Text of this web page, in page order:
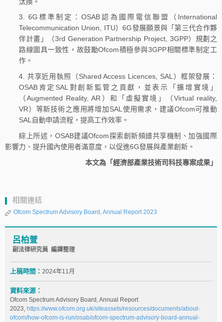
3. 6G標準制定：OSAB認為國際電信聯盟（International
Telecommunication Union, ITU）6G發展願景與「第三代合作夥
伴計畫」（3rd Generation Partnership Project, 3GPP）規劃之
路線圖具一致性，故鼓勵Ofcom積極參與3GPP相關標準制定工
作。
4. 共享近用執照（Shared Access Licences, SAL）框架發展：
OSAB肯定SAL對創新監管之貢獻，並表示「擴增實境」
（Augmented Reality, AR）和「虛擬實境」（Virtual reality,
VR）等新技術之應用將增加SAL使用需求，建議Ofcom可推動
SAL自動申請流程，提高工作效率。
綜上所述，OSAB建議Ofcom探索創新頻譜共享機制、加強國際
影響力、提升國內使用者滿意度，以促進6G發展與產業創新。
本文為「經濟部產業技術司科技專案成果」
相關連結
Ofcom Spectrum Advisory Board, Annual Report 2023
呂柏萱
副法律研究員 編譯整理
上稿時間： 2024年11月
資料來源：
Ofcom Spectrum Advisory Board, Annual Report
2023, https://www.ofcom.org.uk/siteassets/resources/documents/about-
ofcom/how-ofcom-is-run/osab/ofcom-spectrum-advisory-board-annual-